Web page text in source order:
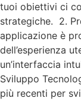
tuoi obiettivi ci
strategiche. 2.
applicazione è
dell’esperienza
un’interfaccia
Sviluppo
più recenti per